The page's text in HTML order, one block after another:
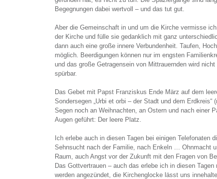
Begegnungen dabei wertvoll – und das tut gut.
Aber die Gemeinschaft in und um die Kirche vermisse
der Kirche und fülle sie gedanklich mit ganz
dann auch eine große innere Verbundenheit. Taufen,
möglich. Beerdigungen können nur im engsten
und das große Getragensein von Mittrauernden wird
spürbar.
Das Gebet mit Papst Franziskus Ende März auf dem
Sondersegen „Urbi et orbi – der Stadt und dem Erdkreis“
Segen noch an Weihnachten, an Ostern und nach einer
Augen geführt: Der leere Platz.
Ich erlebe auch in diesen Tagen bei einigen Telefonaten
Sehnsucht nach der Familie, nach Enkeln … Ohnmacht
Raum, auch Angst vor der Zukunft mit den Fragen von
Das Gottvertrauen – auch das erlebe ich in diesen
werden angezündet, die Kirchenglocke lässt uns